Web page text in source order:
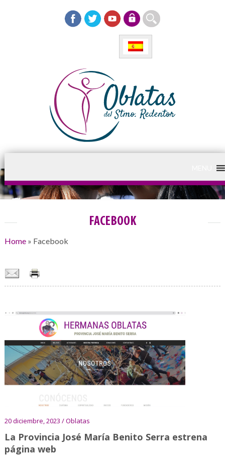
FACEBOOK
Home» Facebook
20 diciembre, 2023 / Oblatas
La Provincia José María Benito Serra estrena
página web